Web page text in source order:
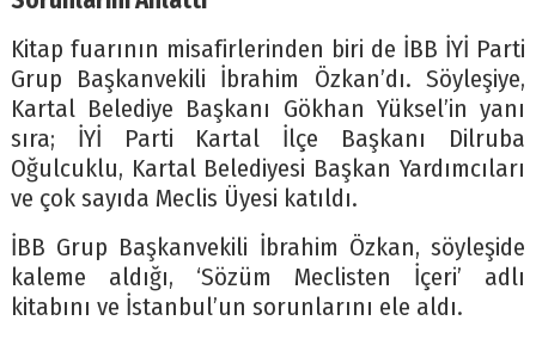
Kitap fuarının misafirlerinden biri de İBB İYİ Parti
Grup Başkanvekili İbrahim Özkan’dı. Söyleşiye,
Kartal Belediye Başkanı Gökhan Yüksel’in yanı
sıra; İYİ Parti Kartal İlçe Başkanı Dilruba
Oğulcuklu, Kartal Belediyesi Başkan Yardımcıları
ve çok sayıda Meclis Üyesi katıldı.
İBB Grup Başkanvekili İbrahim Özkan, söyleşide
kaleme aldığı, ‘Sözüm Meclisten İçeri’ adlı
kitabını ve İstanbul’un sorunlarını ele aldı.